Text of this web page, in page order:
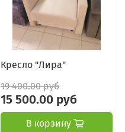
Кресло "Лира"
19 400.00 руб
15 500.00 руб
В корзину